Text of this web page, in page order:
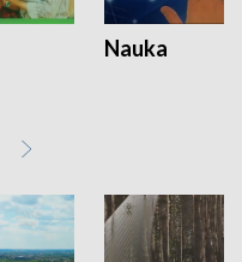
Nauka